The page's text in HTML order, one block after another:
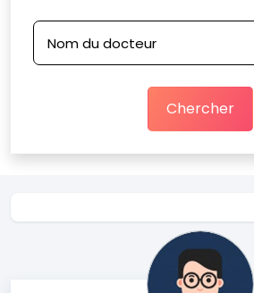
Chercher